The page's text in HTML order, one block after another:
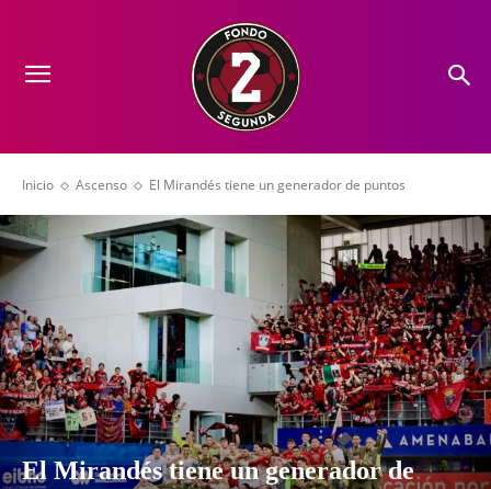
Inicio Ascenso El Mirandés tiene un generador de puntos
El Mirandés tiene un generador de